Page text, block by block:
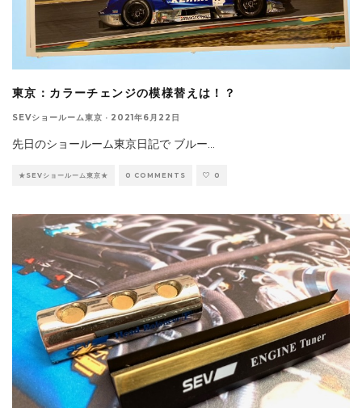
東京：カラーチェンジの模様替えは！？
SEVショールーム東京 · 2021年6月22日
先日のショールーム東京日記で ブルー
★SEVショールーム東京★ 0 COMMENTS 0